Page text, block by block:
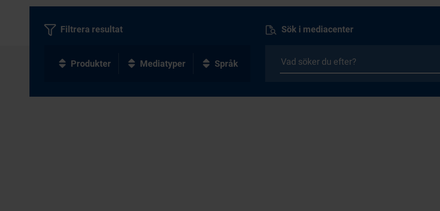
Sök i mediacenter
Filtrera resultat
Produkter Mediatyper Språk